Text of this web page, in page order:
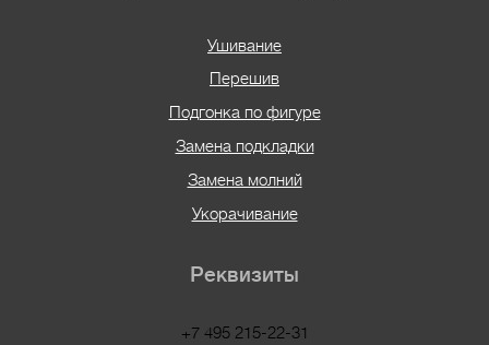
Ушивание
Перешив
Подгонка по фигуре
Замена подкладки
Замена молний
Укорачивание
Реквизиты
+7 495 215-22-31